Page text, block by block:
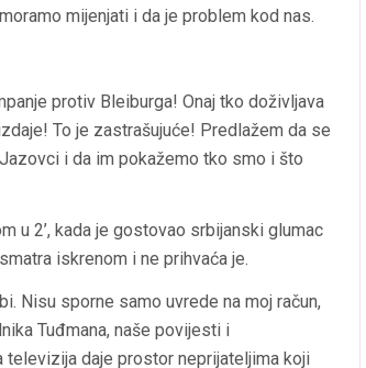
mijenjati i da je problem kod nas.
protiv Bleiburga! Onaj tko doživljava
To je zastrašujuće! Predlažem da se
i da im pokažemo tko smo i što
u 2’, kada je gostovao srbijanski glumac
iskrenom i ne prihvaća je.
Nisu sporne samo uvrede na moj račun,
Tuđmana, naše povijesti i
televizija daje prostor neprijateljima koji